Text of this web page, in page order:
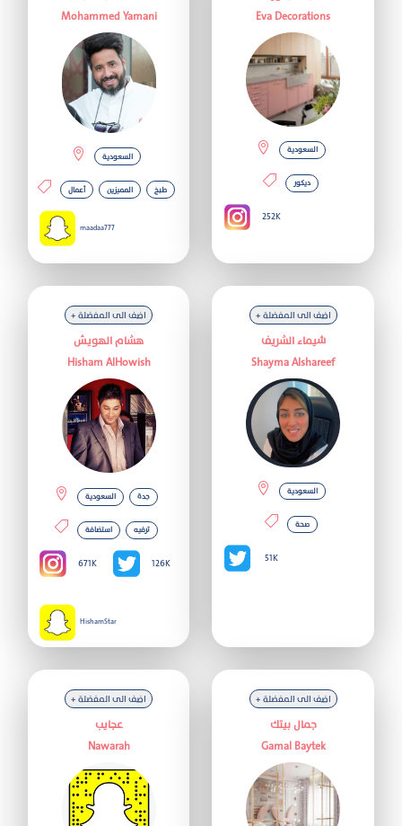
Mohammed Yamani
السعودية
أعمال المميزين طبخ
maadaa777
Eva Decorations
السعودية
ديكور
252K
+ اضف الى المفضلة
هشام الهويش
Hisham AlHowish
السعودية جدة
استضافة ترفيه
671K 126K
HishamStar
+ اضف الى المفضلة
شيماء الشريف
Shayma Alshareef
السعودية
صحة
51K
+ اضف الى المفضلة
عجايب
Nawarah
+ اضف الى المفضلة
جمال بيتك
Gamal Baytek